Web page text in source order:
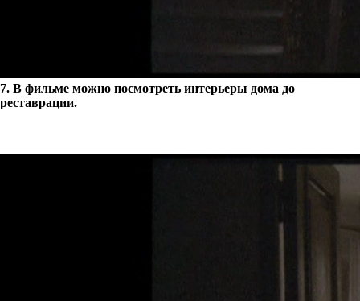
7. В фильме можно посмотреть интерьеры дома до
реставрации.